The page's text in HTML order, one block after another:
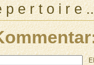
p e r t o i r e